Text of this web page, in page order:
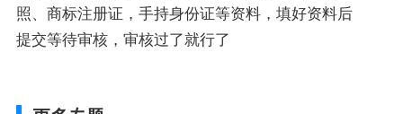
照、商标注册证，手持身份证等资料，填好资料后
提交等待审核，审核过了就行了